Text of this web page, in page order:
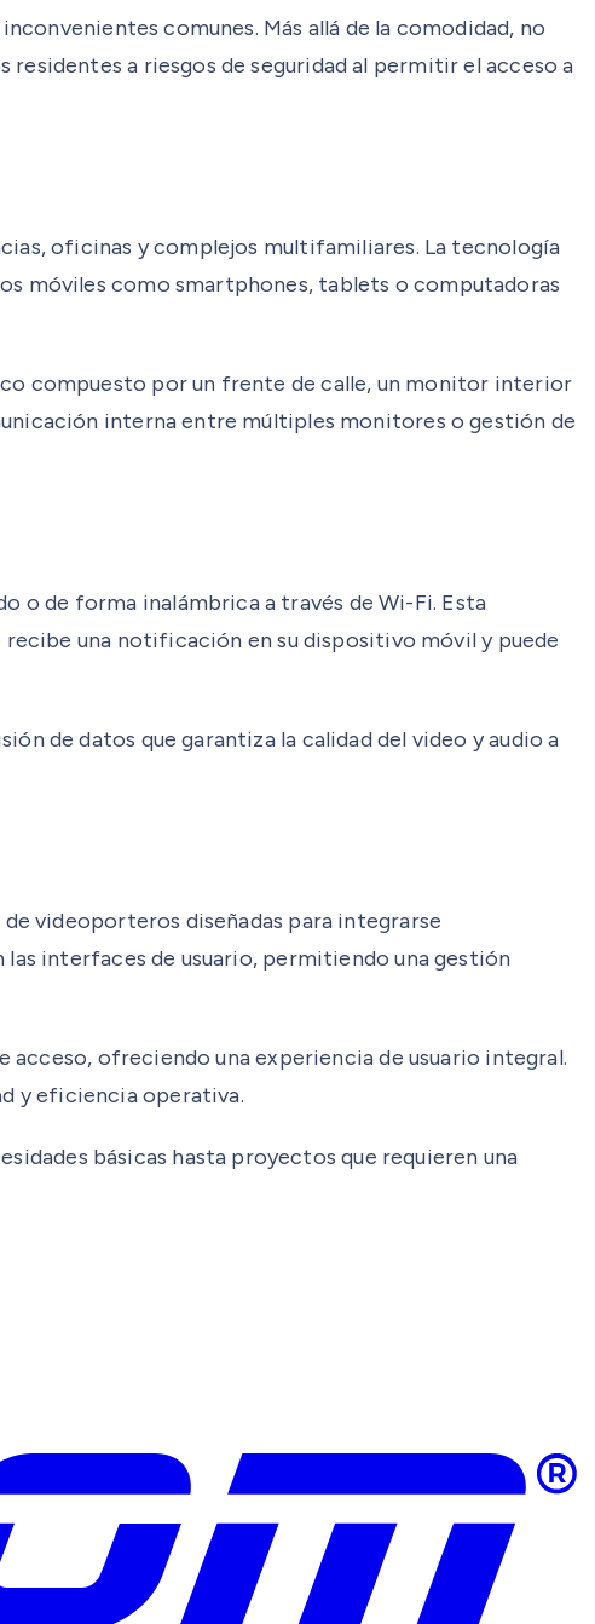
comunes. Más allá de la comodidad, no
a riesgos de seguridad al permitir el acceso a
oficinas y complejos multifamiliares. La tecnología
móviles como smartphones, tablets o computadoras
compuesto por un frente de calle, un monitor interior
interna entre múltiples monitores o gestión de
o de forma inalámbrica a través de Wi-Fi. Esta
una notificación en su dispositivo móvil y puede
de datos que garantiza la calidad del video y audio a
videoporteros diseñadas para integrarse
interfaces de usuario, permitiendo una gestión
ofreciendo una experiencia de usuario integral.
y eficiencia operativa.
básicas hasta proyectos que requieren una